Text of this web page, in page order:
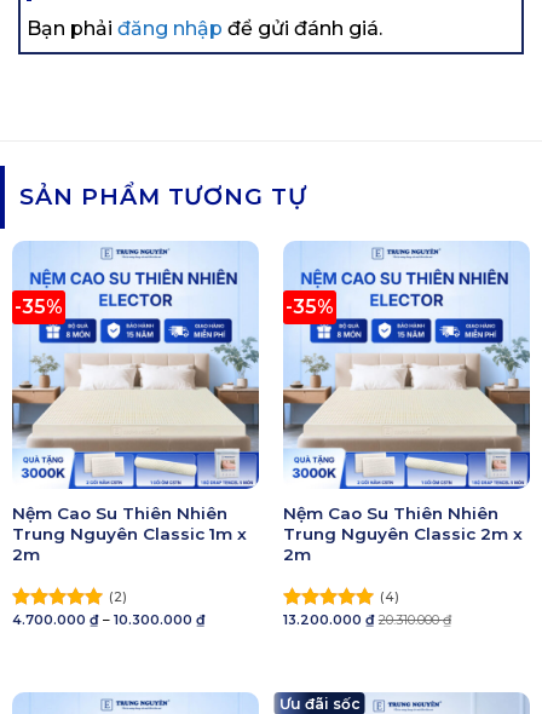
Bạn phải đăng nhập để gửi đánh giá.
SẢN PHẨM TƯƠNG TỰ
-35%
Nệm Cao Su Thiên Nhiên
Trung Nguyên Classic 1m x
2m
Được xếp
(2)
4.700.000 ₫ – 10.300.000 ₫Khoảng
giá:
-35%
Nệm Cao Su Thiên Nhiên
Trung Nguyên Classic 2m x
2m
Được xếp
(4)
13.200.000 ₫ 20.310.000₫
Ưu đãi sốc